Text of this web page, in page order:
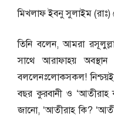
মিখলাফ ইবনু সুলাইম (রাঃ)
তিনি বলেন, আমরা
সাথে আরাফাহয় অবস্থান
বললেনঃলোকসকল! নিশ্চয়ই
বছর কুরবানী ও ‘আতীরাহ
জানো, ‘আতীরাহ কি?